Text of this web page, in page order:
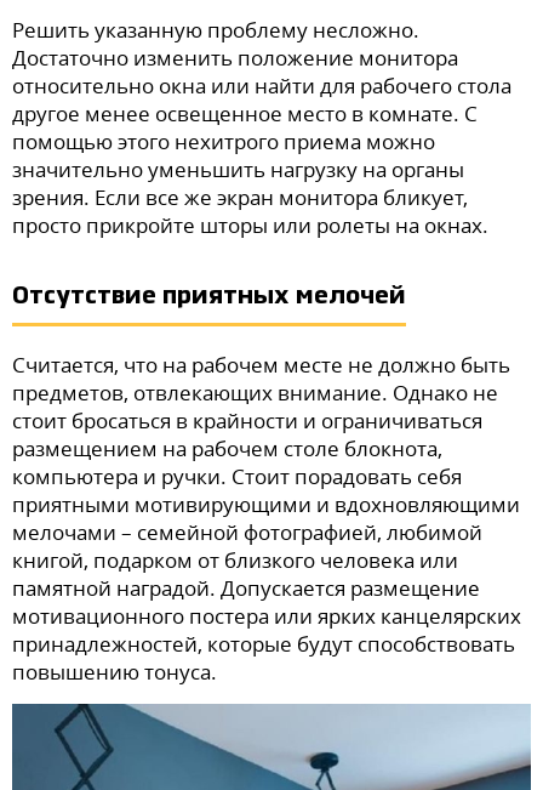
Решить указанную проблему несложно.
Достаточно изменить положение монитора
относительно окна или найти для рабочего стола
другое менее освещенное место в комнате. С
помощью этого нехитрого приема можно
значительно уменьшить нагрузку на органы
зрения. Если все же экран монитора бликует,
просто прикройте шторы или ролеты на окнах.
Отсутствие приятных мелочей
Считается, что на рабочем месте не должно быть
предметов, отвлекающих внимание. Однако не
стоит бросаться в крайности и ограничиваться
размещением на рабочем столе блокнота,
компьютера и ручки. Стоит порадовать себя
приятными мотивирующими и вдохновляющими
мелочами – семейной фотографией, любимой
книгой, подарком от близкого человека или
памятной наградой. Допускается размещение
мотивационного постера или ярких канцелярских
принадлежностей, которые будут способствовать
повышению тонуса.